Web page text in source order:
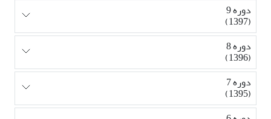
دوره 9
(1397)
دوره 8
(1396)
دوره 7
(1395)